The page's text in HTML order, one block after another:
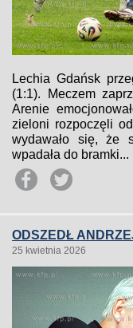
Lechia Gdańsk
(1:1). Meczem
Arenie
zieloni rozpoczęli
wydawało się, że
wpadała do bramki...
ODSZEDŁ
25 kwietnia 2026